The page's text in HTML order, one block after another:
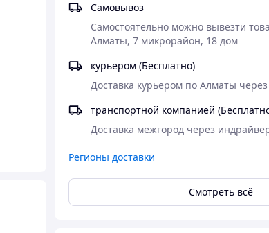
Самовывоз
Самостоятельно можно вывезти
Алматы, 7 микрорайон, 18 дом
курьером (Бесплатно)
Доставка курьером по Алматы
транспортной компанией
Доставка межгород через
Регионы доставки
Смотреть всё